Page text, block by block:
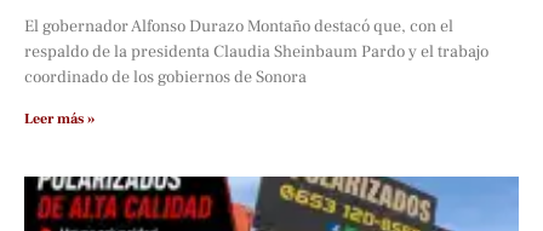
El gobernador Alfonso Durazo Montaño destacó que, con el
respaldo de la presidenta Claudia Sheinbaum Pardo y el trabajo
coordinado de los gobiernos de Sonora
Leer más »